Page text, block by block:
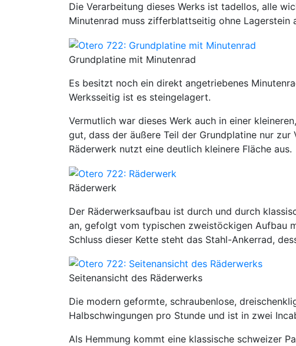
Die Verarbeitung dieses Werks ist tadellos, alle
Minutenrad muss zifferblattseitig ohne Lagerstein
Grundplatine mit Minutenrad
Es besitzt noch ein direkt angetriebenes
Werksseitig ist es steingelagert.
Vermutlich war dieses Werk auch in einer
gut, dass der äußere Teil der Grundplatine nur
Räderwerk nutzt eine deutlich kleinere Fläche aus.
Räderwerk
Der Räderwerksaufbau ist durch und durch
an, gefolgt vom typischen zweistöckigen Aufbau
Schluss dieser Kette steht das Stahl-Ankerrad,
Seitenansicht des Räderwerks
Die modern geformte, schraubenlose,
Halbschwingungen pro Stunde und ist in zwei
Als Hemmung kommt eine klassische schweizer